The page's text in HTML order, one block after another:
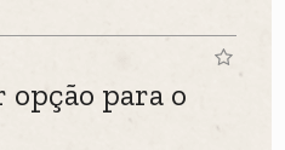
para o